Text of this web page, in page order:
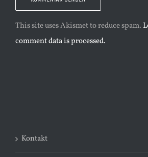
This site uses Akismet to reduce spam.
comment data is processed.
Kontakt